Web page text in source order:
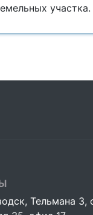
участка.
Тельмана 3,